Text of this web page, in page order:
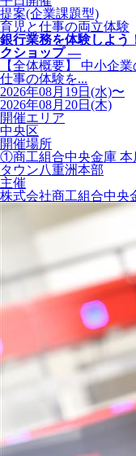
提案(企業課題型)
育児と仕事の両立体験
銀行業務を体験しよ
クショップ ―
【全体概要】 中小企
仕事の体験を...
2026年08月19日(水)〜
2026年08月20日(木)
開催エリア
中央区
開催場所
①商工組合中央金庫 本
タウン八重洲本部
主催
株式会社商工組合中央